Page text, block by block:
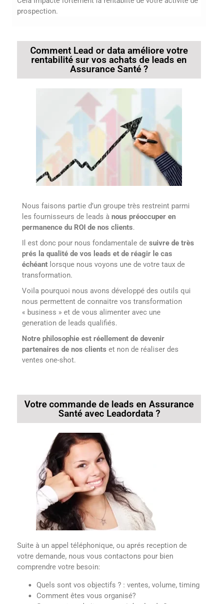
prospection.
Comment Lead or data améliore votre
rentabilité sur vos achats de leads en
Assurance Santé ?
Nous faisons partie d’un groupe très restreint parmi
les fournisseurs de leads à nous préoccuper en
permanence du ROI de nos clients.
Il est donc pour nous fondamentale de suivre de très
prés la qualité de vos leads et de réagir le cas
échéant lorsque nous voyons une de votre taux de
transformation.
Voila pourquoi nous avons développé des outils qui
nous permettent de connaitre vos transformation
« business » et de vous alimenter avec une
generation de leads qualifiés.
Notre philosophie est réellement de devenir
partenaires de nos clients et non de réaliser des
ventes one-shot.
Votre commande de leads en Assurance
Santé avec Leadordata ?
Suite à un appel téléphonique, ou aprés reception de
votre demande, nous vous contactons pour bien
comprendre votre besoin:
Quels sont vos objectifs ? : ventes, volume, timing
Comment êtes vous organisé?